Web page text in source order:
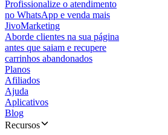
Profissionalize o atendimento
no WhatsApp e venda mais
JivoMarketing
Aborde clientes na sua página
antes que saiam e recupere
carrinhos abandonados
Planos
Afiliados
Ajuda
Aplicativos
Blog
Recursos